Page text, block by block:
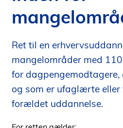
o
d
s
i
d
n
Ret til en
mangelområder med
for
og som er ufaglærte
forældet uddannelse.